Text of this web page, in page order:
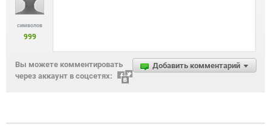
символов
999
Добавить комментарий
Вы можете комментировать
через аккаунт в соцсетях: